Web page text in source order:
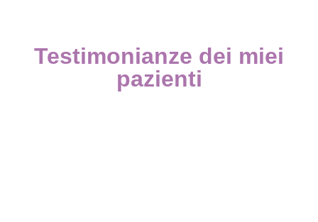
Testimonianze dei miei
pazienti